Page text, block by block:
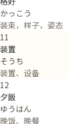
かっこう
装束，样子，姿态
11
装置
そうち
装置、设备
12
夕飯
ゆうはん
晚饭、晚餐